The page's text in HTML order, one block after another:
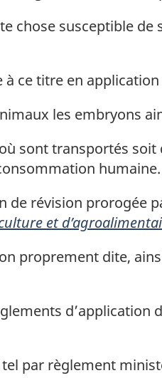
chose susceptible de
à ce titre en
les embryons
sont transportés
de révision prorogée
et
proprement dite,
d’application
par règlement